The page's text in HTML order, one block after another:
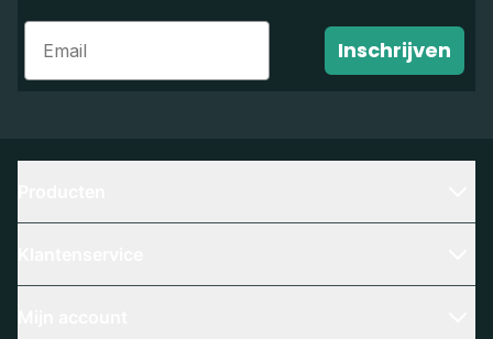
Email
Inschrijven